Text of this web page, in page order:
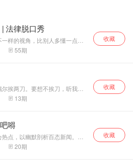
法律脱口秀
样的视角，比别人多懂一点
！你更可以一键直达律师咨询、
55期
收藏
挨两刀。要想不挨刀，听我瞎
看世界，资深段子手姬师兄带
，阅尽大千世界。听到你手机没
钟！猫眼看世界，跟着师兄一起
容订阅猫巷微信公众号：
友群：296122873
13期
收藏
嘚
点，以幽默剖析百态新闻。全
法治新闻嘚吧嘚！
20期
收藏